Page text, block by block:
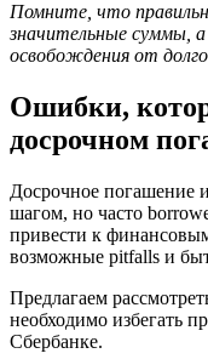
Помните, что
значительные суммы,
освобождения от
Ошибки,
досрочном
Досрочное погашение
шагом, но часто
привести к
возможные pitfalls и
Предлагаем
необходимо избегать
Сбербанке.